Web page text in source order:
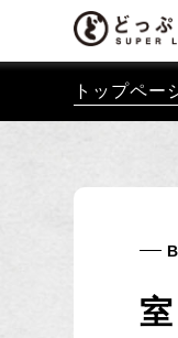
トップペー